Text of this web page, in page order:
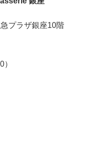
プラザ銀座10階